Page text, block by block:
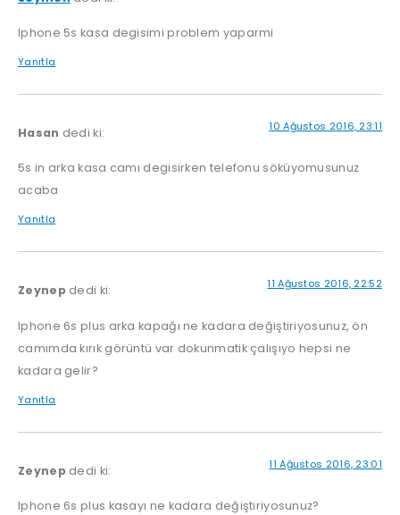
Iphone 5s kasa degisimi problem yaparmi
Yanıtla
Hasan dedi ki: 10 Ağustos 2016, 23:11
5s in arka kasa camı degisirken telefonu söküyomusunuz
acaba
Yanıtla
Zeynep dedi ki: 11 Ağustos 2016, 22:52
Iphone 6s plus arka kapağı ne kadara değiştiriyosunuz, ön
camımda kırık görüntü var dokunmatik çalışıyo hepsi ne
kadara gelir?
Yanıtla
Zeynep dedi ki: 11 Ağustos 2016, 23:01
Iphone 6s plus kasayı ne kadara değiştiriyosunuz?